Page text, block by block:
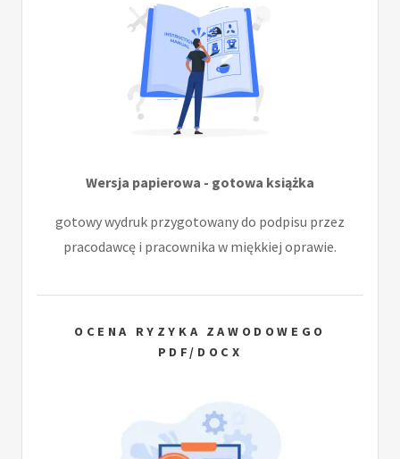
Wersja papierowa - gotowa książka
gotowy wydruk przygotowany do podpisu przez
pracodawcę i pracownika w miękkiej oprawie.
OCENA RYZYKA ZAWODOWEGO
PDF/DOCX